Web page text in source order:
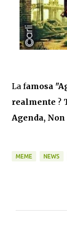
La famosa
realmente ?
Agenda,
MEME NEWS